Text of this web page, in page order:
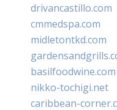
drivancastillo.com
cmmedspa.com
midletontkd.com
basilfoodwine.com
nikko-tochigi.net
caribbean-